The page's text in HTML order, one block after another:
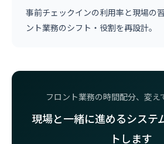
事前チェックインの利用率と現場の
ント業務のシフト・役割を再設計。
フロント業務の時間配分、変え
現場と一緒に進めるシステ
トします